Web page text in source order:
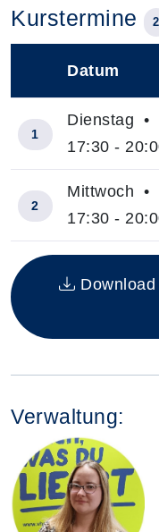
Kurstermine 2
Insgesamt gibt es
Datum
1
Dienstag •
17:30 -
2
Mittwoch •
17:30 -
Verwaltung: